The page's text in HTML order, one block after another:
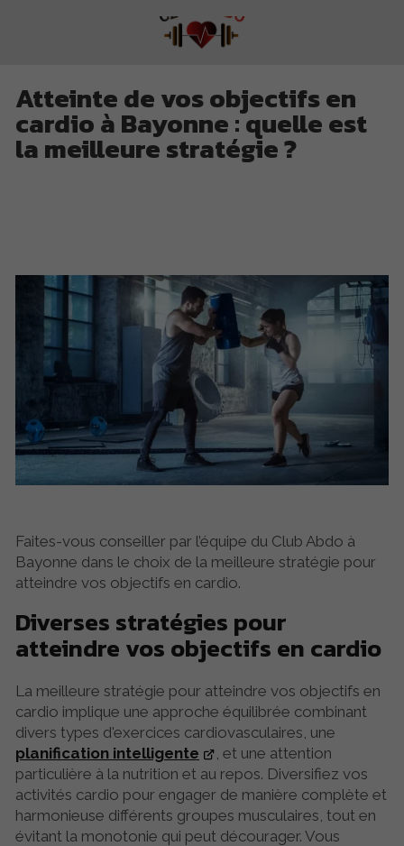
Atteinte de vos objectifs en
cardio à Bayonne : quelle est
la meilleure stratégie ?
Faites-vous conseiller par l’équipe du Club Abdo à
Bayonne dans le choix de la meilleure stratégie pour
atteindre vos objectifs en cardio.
Diverses stratégies pour
atteindre vos objectifs en cardio
La meilleure stratégie pour atteindre vos objectifs en
cardio implique une approche équilibrée combinant
divers types d'exercices cardiovasculaires, une
planification intelligente
, et une attention
particulière à la nutrition et au repos. Diversifiez vos
activités cardio pour engager de manière complète et
harmonieuse différents groupes musculaires, tout en
évitant la monotonie qui peut décourager. Vous